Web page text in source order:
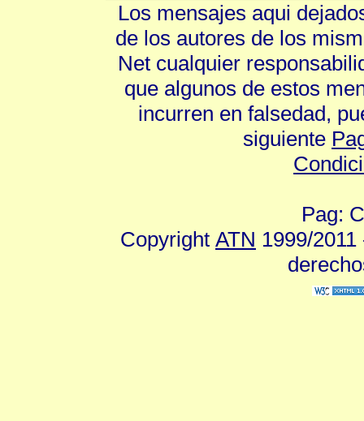
Los mensajes aqui
de los autores de los
Net cualquier
que algunos de estos
incurren en falsedad,
siguiente
Pag:
Copyright ATN 1999/